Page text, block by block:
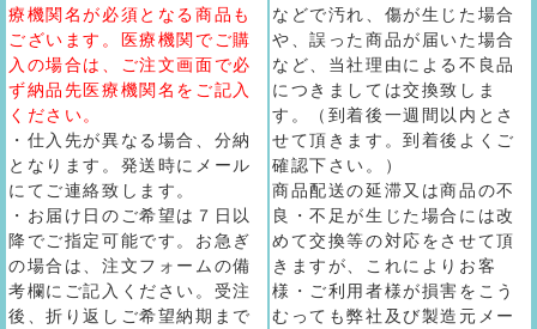
療機関名が必須となる商品も
ございます。医療機関でご購
入の場合は、ご注文画面で必
ず納品先医療機関名をご記入
ください。
・仕入先が異なる場合、分納
となります。発送時にメール
にてご連絡致します。
・お届け日のご希望は７日以
降でご指定可能です。お急ぎ
の場合は、注文フォームの備
考欄にご記入ください。受注
後、折り返しご希望納期まで
などで汚れ、傷が生じた場合
や、誤った商品が届いた場合
など、当社理由による不良品
につきましては交換致しま
す。（到着後一週間以内とさ
せて頂きます。到着後よくご
確認下さい。）
商品配送の延滞又は商品の不
良・不足が生じた場合には改
めて交換等の対応をさせて頂
きますが、これによりお客
様・ご利用者様が損害をこう
むっても弊社及び製造元メー